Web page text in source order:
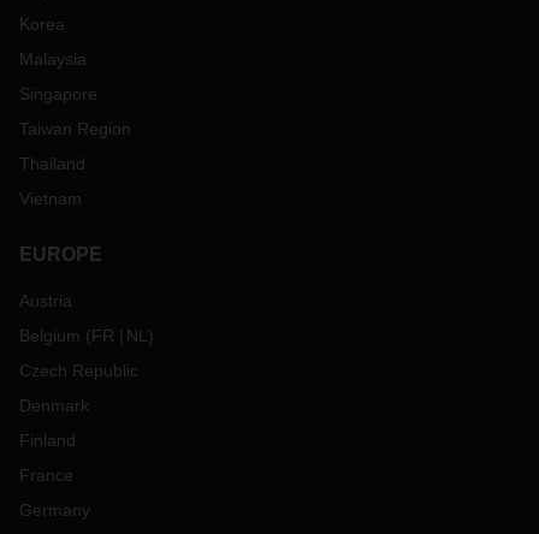
Korea
Malaysia
Singapore
Taiwan Region
Thailand
Vietnam
EUROPE
Austria
Belgium (FR NL )
Czech Republic
Denmark
Finland
France
Germany